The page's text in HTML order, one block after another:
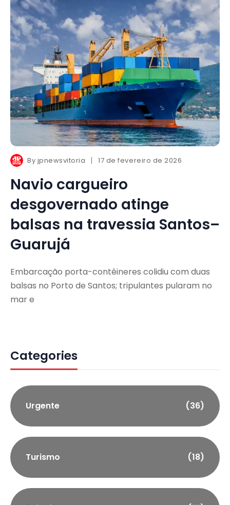
By jpnewsvitoria 17 de fevereiro de 2026
Navio cargueiro
desgovernado atinge
balsas na travessia Santos–
Guarujá
Embarcação porta-contêineres colidiu com duas
balsas no Porto de Santos; tripulantes pularam no
mar e
Categories
Urgente (36)
Turismo (18)